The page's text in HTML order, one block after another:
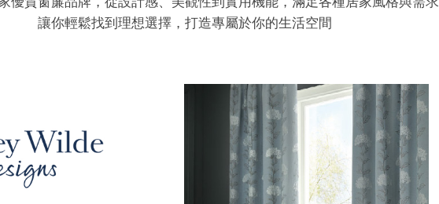
讓你輕鬆找到理想選擇，打造專屬於你的生活空間